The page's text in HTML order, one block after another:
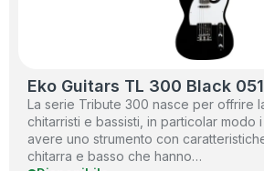
Eko Guitars TL 300 Black
La serie Tribute 300 nasce per offrire
chitarristi e bassisti, in particolar modo
avere uno strumento con
chitarra e basso che hanno…